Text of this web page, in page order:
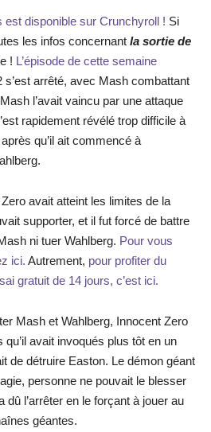
disponible sur Crunchyroll ! Si
les infos concernant la sortie de
! L’épisode de cette semaine
s’est arrêté, avec Mash combattant
l’avait vaincu par une attaque
rapidement révélé trop difficile à
qu’il ait commencé à
avait atteint les limites de la
supporter, et il fut forcé de battre
ni tuer Wahlberg. Pour vous
ici. Autrement, pour profiter du
gratuit de 14 jours, c’est ici.
Mash et Wahlberg, Innocent Zero
avait invoqués plus tôt en un
de détruire Easton. Le démon géant
personne ne pouvait le blesser
l’arrêter en le forçant à jouer au
géantes.